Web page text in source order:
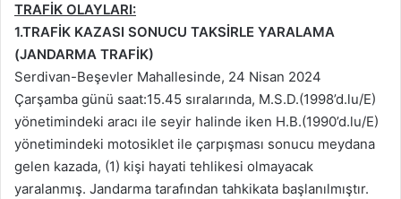
TRAFİK OLAYLARI:
1.TRAFİK KAZASI SONUCU TAKSİRLE YARALAMA
(JANDARMA TRAFİK)
Serdivan-Beşevler Mahallesinde, 24 Nisan 2024
Çarşamba günü saat:15.45 sıralarında, M.S.D.(1998’d.lu/E)
yönetimindeki aracı ile seyir halinde iken H.B.(1990’d.lu/E)
yönetimindeki motosiklet ile çarpışması sonucu meydana
gelen kazada, (1) kişi hayati tehlikesi olmayacak
yaralanmış. Jandarma tarafından tahkikata başlanılmıştır.